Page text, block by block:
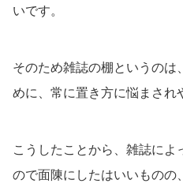
いです。
そのため雑誌の棚というのは
めに、常に置き方に悩まされ
こうしたことから、雑誌に
ので面陳にしたはいいものの